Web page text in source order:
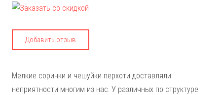
Добавить отзыв
Мелкие соринки и чешуйки перхоти доставляли
неприятности многим из нас. У различных по структуре